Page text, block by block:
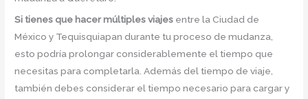
Si tienes que hacer múltiples viajes entre la Ciudad de
México y Tequisquiapan durante tu proceso de mudanza,
esto podría prolongar considerablemente el tiempo que
necesitas para completarla. Además del tiempo de viaje,
también debes considerar el tiempo necesario para cargar y